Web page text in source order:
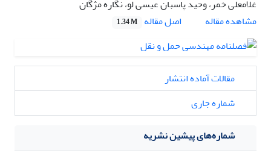
غلامعلی خمر، وحید پاسبان عیسی لو، نگاره مژگان
مشاهده مقاله
اصل مقاله 1.34 M
مقالات آماده انتشار
شماره جاری
شماره‌های پیشین نشریه